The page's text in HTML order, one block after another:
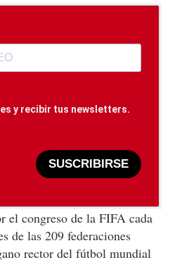
y recibir tus newsletters.
SUSCRIBIRSE
el congreso de la FIFA cada
de las 209 federaciones
rector del fútbol mundial